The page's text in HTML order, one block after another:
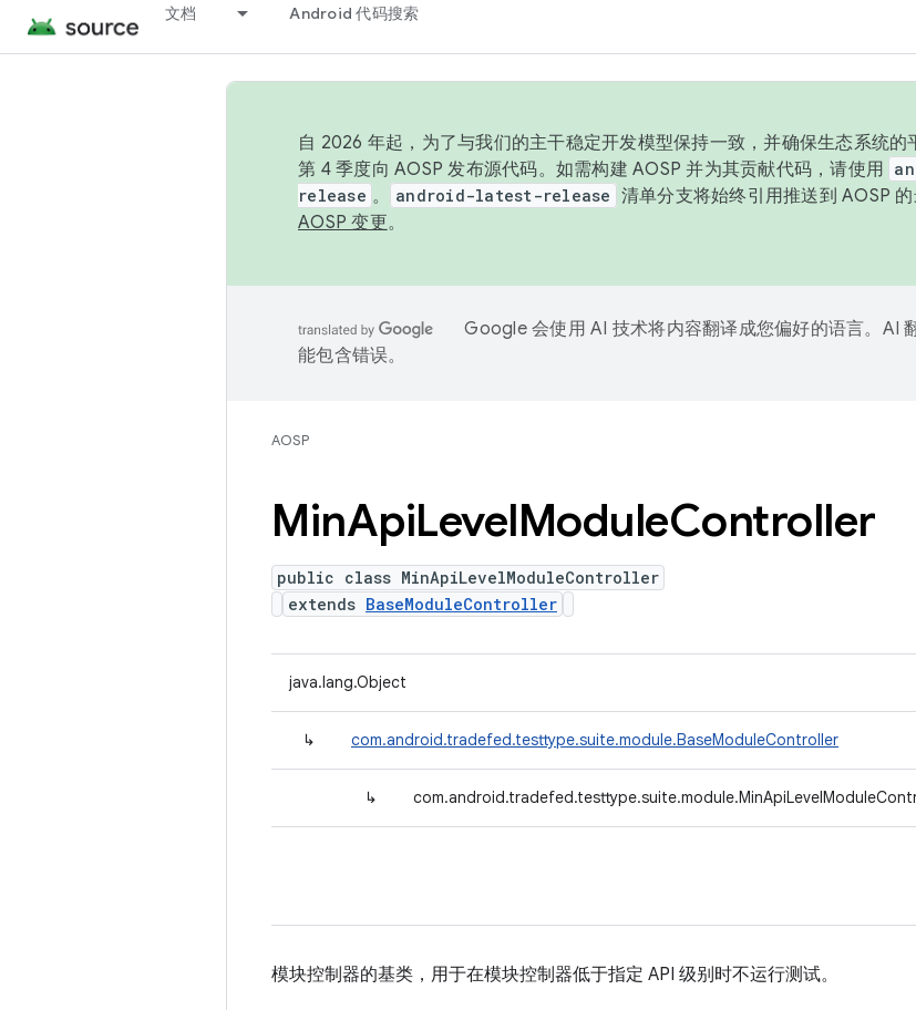
文档 Android 代码搜索
自 2026 年起，为了与我们的主干稳定开发模型保持一致，并确保生态系统
第 4 季度向 AOSP 发布源代码。如需构建 AOSP 并为其贡献代码，请使用
release 。 android-latest-release 清单分支将始终引用推送到 AOSP
AOSP 变更。
Google 会使用 AI 技术将内容翻译成您偏好的语言。AI
能包含错误。
AOSP
MinApiLevelModuleController
public class MinApiLevelModuleController
extends BaseModuleController
java.lang.Object
↳ com.android.tradefed.testtype.suite.module.BaseModuleController
↳
模块控制器的基类，用于在模块控制器低于指定 API 级别时不运行测试。